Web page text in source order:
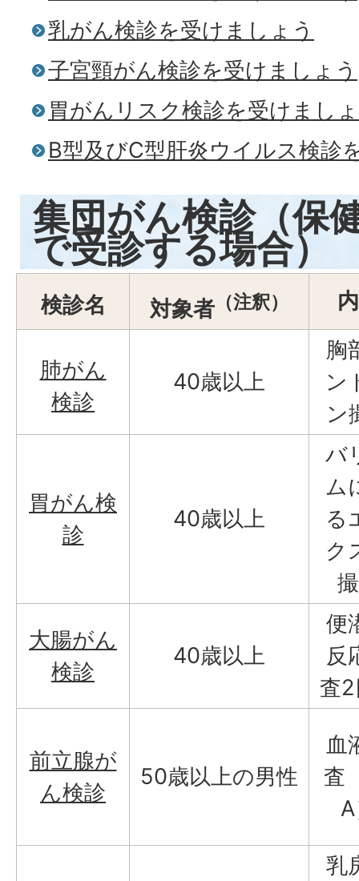
乳がん検診を受けましょう
子宮頸がん検診を受けましょう
胃がんリスク検診を受けまし
B型及びC型肝炎ウイルス検診
集団がん検診（保
で受診する場合）
検診名 対象者 （注釈）
肺がん
検診
40歳以上
胸
ン
ン
胃がん検
診
40歳以上
バ
ム
る
ク
大腸がん
検診
40歳以上
便
反
査
前立腺が
ん検診
50歳以上の男性
血
査
乳